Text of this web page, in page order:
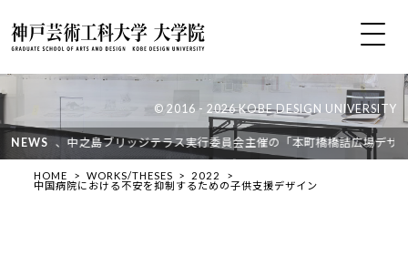
NEWS
が、中之島ブリッジテラス実行委員会主催の「本町橋橋詰広場デザイ
© 2016 - 2026 KOBE DESIGN UNIVERSITY
HOME WORKS/THESES
2022
中国病院における不安を抑制するための子供支援デザイン